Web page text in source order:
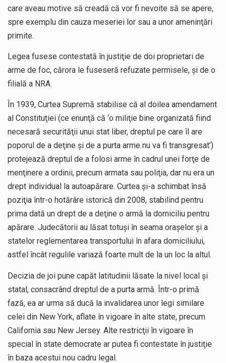
care aveau motive să creadă că vor fi nevoite să se apere,
spre exemplu din cauza meseriei lor sau a unor ameninţări
primite.
Legea fusese contestată în justiţie de doi proprietari de
arme de foc, cărora le fuseseră refuzate permisele, şi de o
filială a NRA.
În 1939, Curtea Supremă stabilise că al doilea amendament
al Constituţiei (ce enunţă că ‘o miliţie bine organizată fiind
necesară securităţii unui stat liber, dreptul pe care îl are
poporul de a deţine şi de a purta arme nu va fi transgresat’)
protejează dreptul de a folosi arme în cadrul unei forţe de
menţinere a ordinii, precum armata sau poliţia, dar nu era un
drept individual la autoapărare. Curtea şi-a schimbat însă
poziţia într-o hotărâre istorică din 2008, stabilind pentru
prima dată un drept de a deţine o armă la domiciliu pentru
apărare. Judecătorii au lăsat totuşi în seama oraşelor şi a
statelor reglementarea transportului în afara domiciliului,
astfel încât regulile variază foarte mult de la un loc la altul.
Decizia de joi pune capăt latitudinii lăsate la nivel local şi
statal, consacrând dreptul de a purta armă. Într-o primă
fază, ea ar urma să ducă la invalidarea unor legi similare
celei din New York, aflate în vigoare în alte state, precum
California sau New Jersey. Alte restricţii în vigoare în
special în state democrate ar putea fi contestate în justiţie
în baza acestui nou cadru legal.